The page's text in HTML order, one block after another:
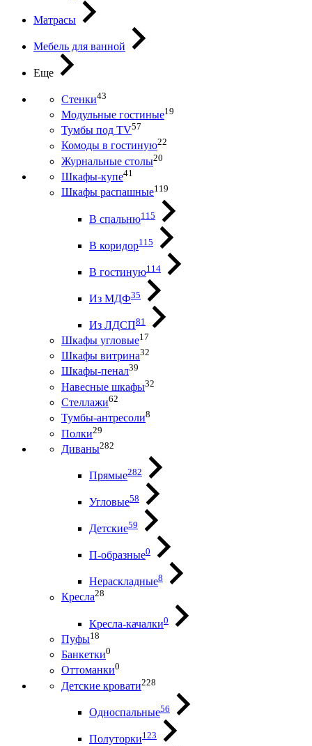
Матрасы
Мебель для ванной
Еще
Стенки43
Модульные гостиные19
Тумбы под ТV57
Комоды в гостиную22
Журнальные столы20
Шкафы-купе41
Шкафы распашные119
В спальню115
В коридор115
В гостиную114
Из МДФ35
Из ЛДСП81
Шкафы угловые17
Шкафы витрина32
Шкафы-пенал39
Навесные шкафы32
Стеллажи62
Тумбы-антресоли8
Полки29
Диваны282
Прямые282
Угловые58
Детские59
П-образные0
Нераскладные8
Кресла28
Кресла-качалки0
Пуфы18
Банкетки0
Оттоманки0
Детские кровати228
Односпальные56
Полуторки123